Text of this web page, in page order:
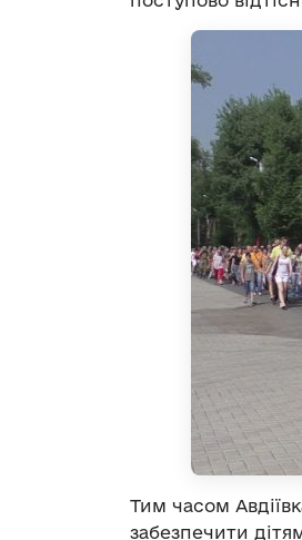
Тим часом
забезпечити